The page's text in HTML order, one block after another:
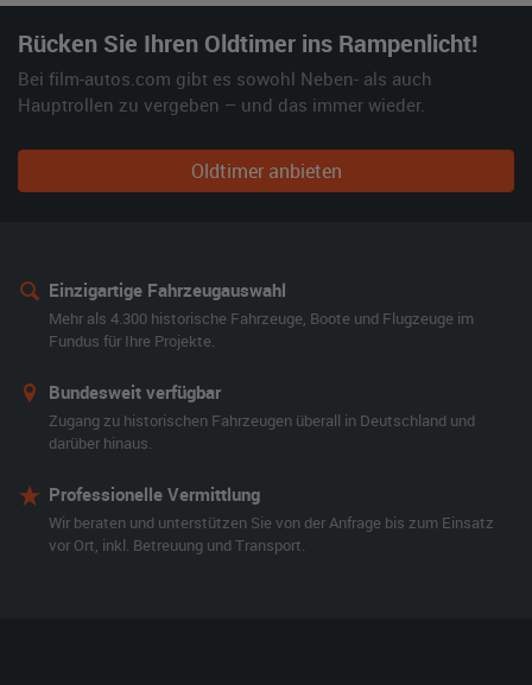
Rücken Sie Ihren Oldtimer ins Rampenlicht!
Bei film-autos.com gibt es sowohl Neben- als auch
Hauptrollen zu vergeben – und das immer wieder.
Oldtimer anbieten
Einzigartige Fahrzeugauswahl
Mehr als 4.300 historische Fahrzeuge, Boote und Flugzeuge im
Fundus für Ihre Projekte.
Bundesweit verfügbar
Zugang zu historischen Fahrzeugen überall in Deutschland und
darüber hinaus.
Professionelle Vermittlung
Wir beraten und unterstützen Sie von der Anfrage bis zum Einsatz
vor Ort, inkl. Betreuung und Transport.